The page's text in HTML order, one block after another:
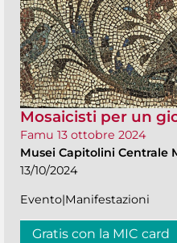
Mosaicisti per un
Famu 13 ottobre 2024
Musei Capitolini Centrale
13/10/2024
Evento|Manifestazioni
Gratis con la MIC card